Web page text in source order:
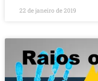
22 de janeiro de 2019